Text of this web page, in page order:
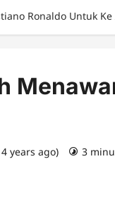
Ronaldo Untuk Ke
years ago) 3